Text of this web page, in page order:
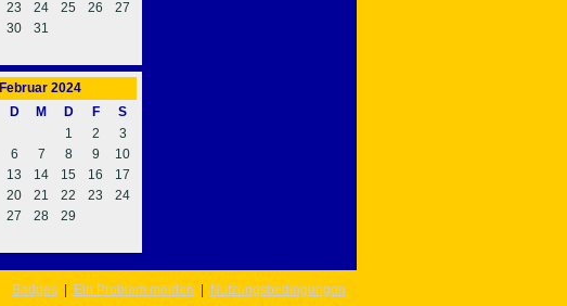
23 24 25 26
27
30 31
Februar 2024
D M D F
S
1
2
3
6 7 8 9
10
13 14 15 16
17
20 21 22 23
24
27 28 29
Badges| Ein Problem melden Nutzungsbedingungen